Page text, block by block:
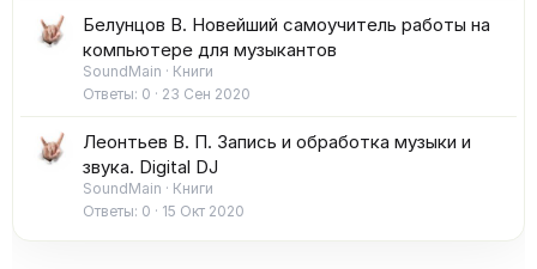
Белунцов В. Новейший самоучитель работы на
компьютере для музыкантов
SoundMain
Книги
Ответы 0 23 Сен 2020
Леонтьев В. П. Запись и обработка музыки и
звука. Digital DJ
SoundMain
Книги
Ответы 0 15 Окт 2020